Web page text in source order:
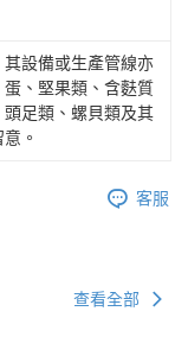
設備或生產管線亦
、堅果類、含麩質
足類、螺貝類及其
。
客服
查看全部